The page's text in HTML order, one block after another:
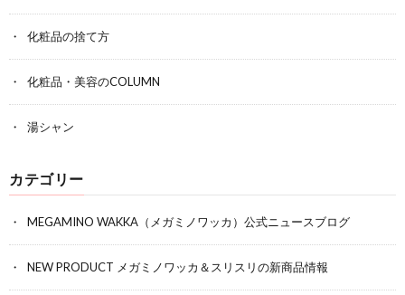
化粧品の捨て方
化粧品・美容のCOLUMN
湯シャン
カテゴリー
MEGAMINO WAKKA（メガミノワッカ）公式ニュースブログ
NEW PRODUCT メガミノワッカ＆スリスリの新商品情報